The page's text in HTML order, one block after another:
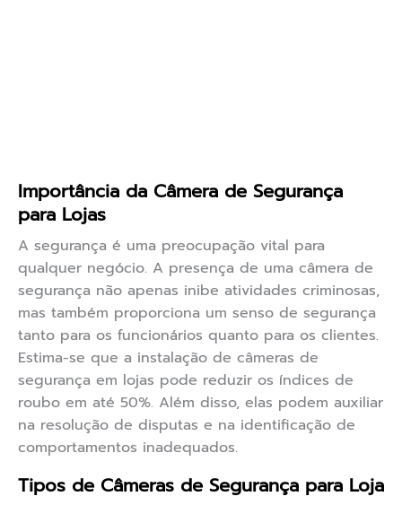
Importância da Câmera de Segurança
para Lojas
A segurança é uma preocupação vital para
qualquer negócio. A presença de uma câmera de
segurança não apenas inibe atividades criminosas,
mas também proporciona um senso de segurança
tanto para os funcionários quanto para os clientes.
Estima-se que a instalação de câmeras de
segurança em lojas pode reduzir os índices de
roubo em até 50%. Além disso, elas podem auxiliar
na resolução de disputas e na identificação de
comportamentos inadequados.
Tipos de Câmeras de Segurança para Loja